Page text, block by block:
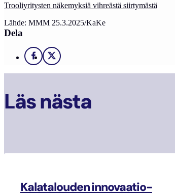
Trooliyritysten näkemyksiä vihreästä siirtymästä
Lähde: MMM 25.3.2025/KaKe
Dela
Facebook
X
Läs nästa
Kalatalouden innovaatio-